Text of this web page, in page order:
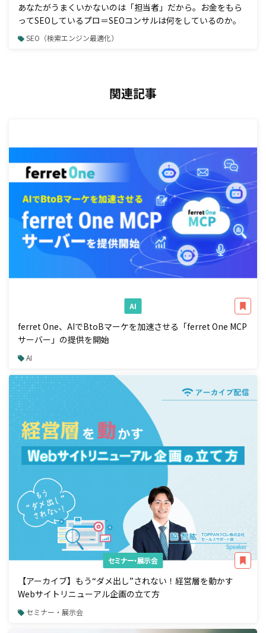
あなたがうまくいかないのは「担当者」だから。お金をもら
ってSEOしているプロ＝SEOコンサルは何をしているのか。
SEO（検索エンジン最適化）
関連記事
AI
ferret One、AIでBtoBマーケを加速させる「ferret One MCP
サーバー」の提供を開始
AI
セミナー・展示会
【アーカイブ】もう“ダメ出し”されない！経営層を動かす
Webサイトリニューアル企画の立て方
セミナー・展示会